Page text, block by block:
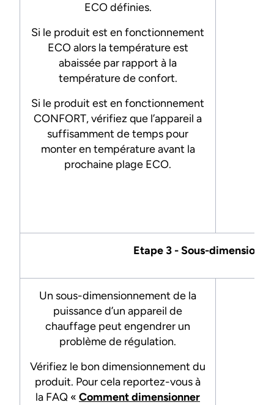
ECO définies.
Si le produit est en fonctionnement
ECO alors la température est
abaissée par rapport à la
température de confort.
Si le produit est en fonctionnement
CONFORT, vérifiez que l’appareil a
suffisamment de temps pour
monter en température avant la
prochaine plage ECO.
Etape 3 - Sous-
Un sous-dimensionnement de la
puissance d’un appareil de
chauffage peut engendrer un
problème de régulation.
Vérifiez le bon dimensionnement du
produit. Pour cela reportez-vous à
la FAQ « Comment dimensionner